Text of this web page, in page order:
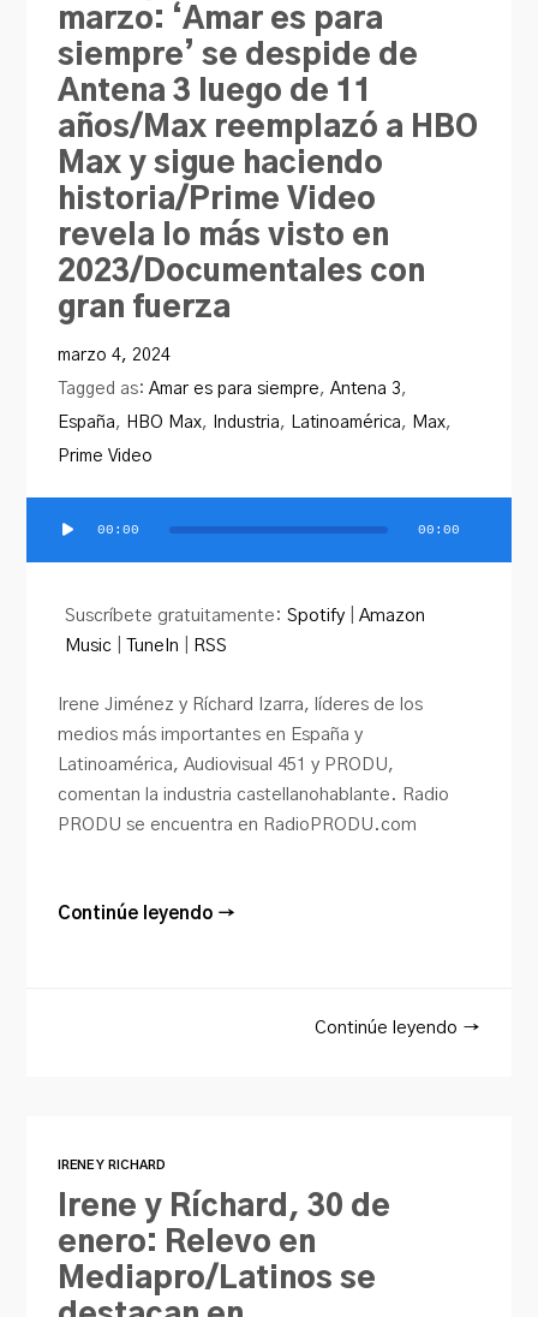
marzo: ‘Amar es para
siempre’ se despide de
Antena 3 luego de 11
años/Max reemplazó a HBO
Max y sigue haciendo
historia/Prime Video
revela lo más visto en
2023/Documentales con
gran fuerza
marzo 4, 2024
Tagged as:Amar es para siempre,Antena 3,
España, HBO Max, Industria, Latinoamérica, Max,
Prime Video
Reproductor
00:00 00:00
Suscríbete gratuitamente:Spotify |Amazon
Music |TuneIn RSS
Irene Jiménez y Ríchard Izarra, líderes de los
medios más importantes en España y
Latinoamérica, Audiovisual 451 y PRODU,
comentan la industria castellanohablante. Radio
PRODU se encuentra en RadioPRODU.com
Continúe leyendo →
Continúe leyendo →
IRENE Y RICHARD
Irene y Ríchard, 30 de
enero: Relevo en
Mediapro/Latinos se